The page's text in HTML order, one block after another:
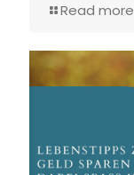
Read more